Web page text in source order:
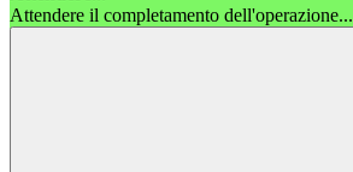
Attendere il completamento dell'operazione...